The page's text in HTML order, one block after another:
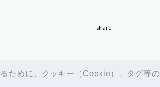
ために、クッキー（Cookie）、タグ等の
share